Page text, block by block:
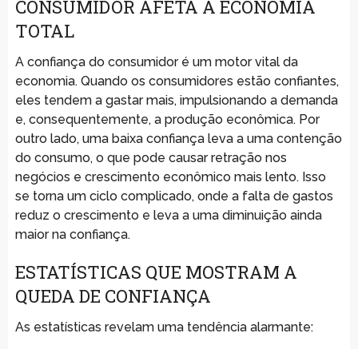
CONSUMIDOR AFETA A ECONOMIA
TOTAL
A confiança do consumidor é um motor vital da
economia. Quando os consumidores estão confiantes,
eles tendem a gastar mais, impulsionando a demanda
e, consequentemente, a produção econômica. Por
outro lado, uma baixa confiança leva a uma contenção
do consumo, o que pode causar retração nos
negócios e crescimento econômico mais lento. Isso
se torna um ciclo complicado, onde a falta de gastos
reduz o crescimento e leva a uma diminuição ainda
maior na confiança.
ESTATÍSTICAS QUE MOSTRAM A
QUEDA DE CONFIANÇA
As estatísticas revelam uma tendência alarmante: